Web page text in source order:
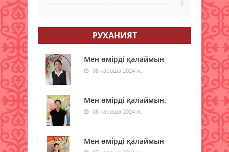
жүздеген жылдар бойы көмірден
09 тамыз 2026 ж.
Бүгін қай қалада ауа сапасы
нашарлайды
09 тамыз 2026 ж. 37
Мемлекеттік грантқа іліге
алмаған талапкерлерге жаңа
мүмкіндік берілді
РУХАНИЯТ
Мен өмірді қалаймын
08 қараша 2024 ж.
Мен өмірді қалаймын.
08 қараша 2024 ж.
Мен өмірді қалаймын